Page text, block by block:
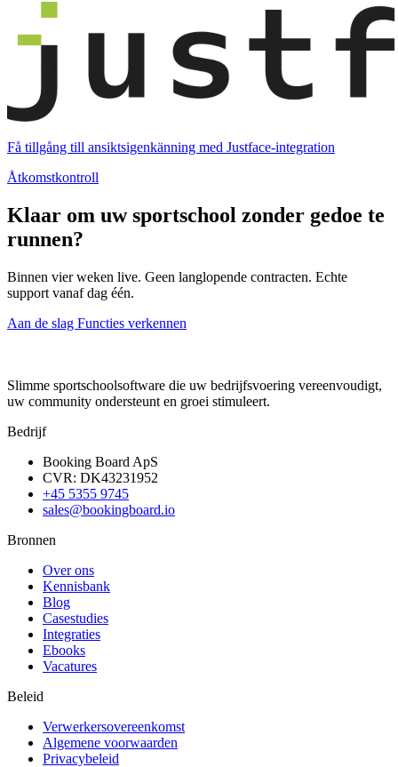
Få tillgång till ansiktsigenkänning med Justface-integration
Åtkomstkontroll
Klaar om uw sportschool zonder gedoe te
runnen?
Binnen vier weken live. Geen langlopende contracten. Echte
support vanaf dag één.
Aan de slag Functies verkennen
Slimme sportschoolsoftware die uw bedrijfsvoering vereenvoudigt,
uw community ondersteunt en groei stimuleert.
Bedrijf
Booking Board ApS
CVR: DK43231952
+45 5355 9745
sales@bookingboard.io
Bronnen
Over ons
Kennisbank
Blog
Casestudies
Integraties
Ebooks
Vacatures
Beleid
Verwerkersovereenkomst
Algemene voorwaarden
Privacybeleid